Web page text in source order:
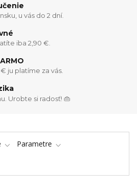
u vás do 2 dní.
iba 2,90 €.
ju platíme za vás.
Urobte si radosť! 👜
Parametre